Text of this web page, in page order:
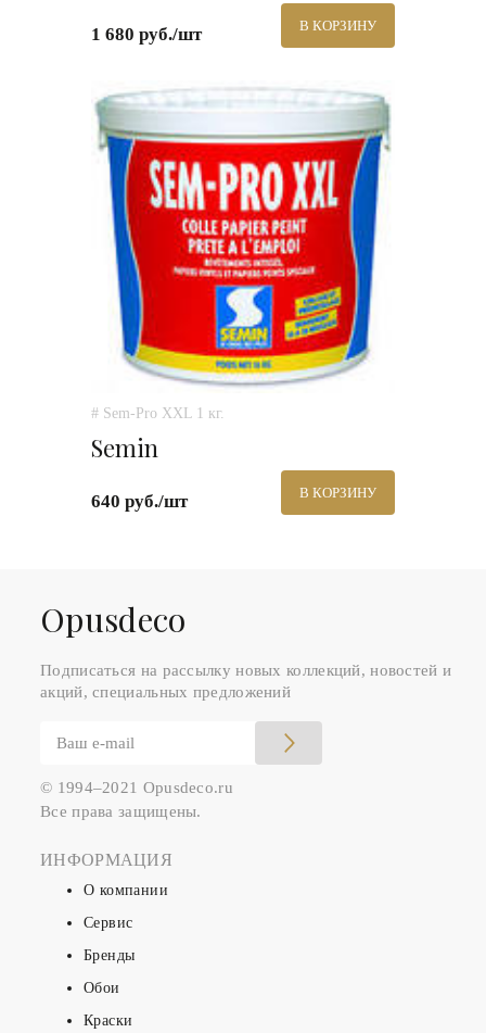
1 680 руб./шт В КОРЗИНУ
# Sem-Pro XXL 1 кг.
Semin
640 руб./шт В КОРЗИНУ
Оpusdeco
Подписаться на рассылку новых коллекций, новостей и
акций, специальных предложений
© 1994–2021 Opusdeco.ru
Все права защищены.
ИНФОРМАЦИЯ
О компании
Сервис
Бренды
Обои
Краски